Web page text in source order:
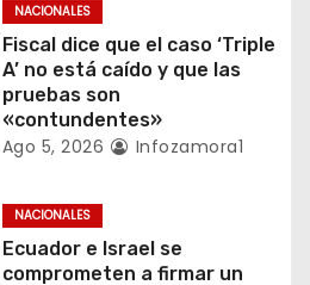
NACIONALES
Fiscal dice que el caso ‘Triple
A’ no está caído y que las
pruebas son
«contundentes»
Ago 5, 2026 Infozamora1
NACIONALES
Ecuador e Israel se
comprometen a firmar un